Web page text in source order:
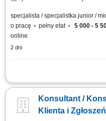
specjalista / specjalistka junior /
o pracę
pełny etat 5 000 - 5
online
2 dni
Praca wg grafiku Godziny pracy:
przyjmowanie zleceń od klientów
monitorowanie i raportowanie
Konsultant /
Klienta i Zgłoszeń